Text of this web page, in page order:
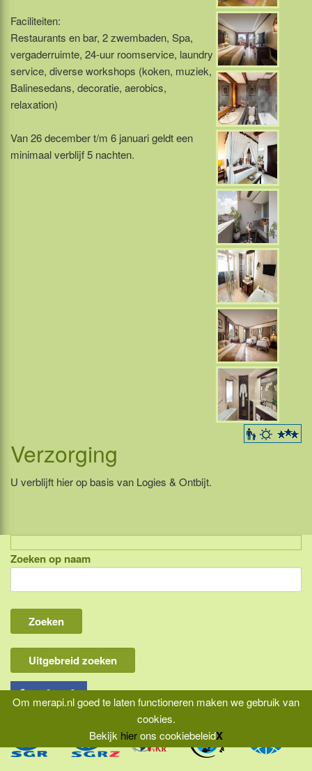
Om merapi.nl goed te laten functioneren maken we gebruik van
cookies.
Bekijk hierons cookiebeleidX
Faciliteiten:
Restaurants en bar, 2 zwembaden, Spa,
vergaderruimte, 24-uur roomservice, laundry
service, diverse workshops (koken, muziek,
Balinesedans, decoratie, aerobics,
relaxation)
Van 26 december t/m 6 januari geldt een
minimaal verblijf 5 nachten.
Verzorging
U verblijft hier op basis van Logies & Ontbijt.
Indonesië, eilandcombinaties
Bali
Lombok
Flores & Komodo
Overige Sunda eilanden
Java
Molukken
Zoeken op naam
Uitgebreid zoeken